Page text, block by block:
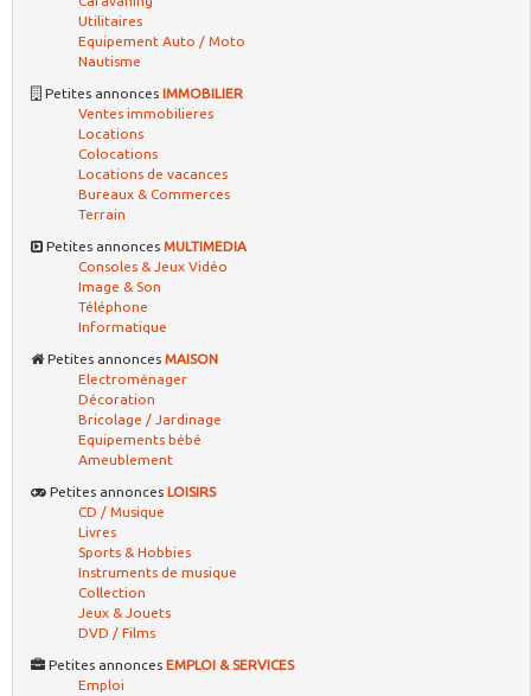
Utilitaires
Equipement Auto / Moto
Nautisme
Petites annonces IMMOBILIER
Ventes immobilieres
Locations
Colocations
Locations de vacances
Bureaux & Commerces
Terrain
Petites annonces MULTIMEDIA
Consoles & Jeux Vidéo
Image & Son
Téléphone
Informatique
Petites annonces MAISON
Electroménager
Décoration
Bricolage / Jardinage
Equipements bébé
Ameublement
Petites annonces LOISIRS
CD / Musique
Livres
Sports & Hobbies
Instruments de musique
Collection
Jeux & Jouets
DVD / Films
Petites annonces EMPLOI & SERVICES
Emploi